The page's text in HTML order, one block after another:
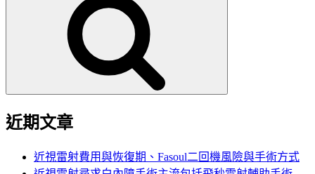
近期文章
近視雷射費用與恢復期、Fasoul二回機風險與手術方式